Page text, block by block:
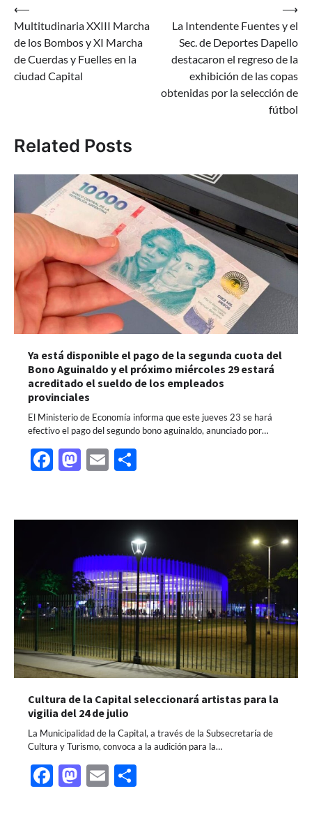
Navegación
de
entradas
⟵
Multitudinaria XXIII Marcha
de los Bombos y XI Marcha
de Cuerdas y Fuelles en la
ciudad Capital
La Intendente Fuentes y el
Sec. de Deportes Dapello
destacaron el regreso de la
exhibición de las copas
obtenidas por la selección de
fútbol
⟶
Related Posts
Ya está disponible el pago de la segunda cuota del
Bono Aguinaldo y el próximo miércoles 29 estará
acreditado el sueldo de los empleados
provinciales
El Ministerio de Economía informa que este jueves 23 se hará
efectivo el pago del segundo bono aguinaldo, anunciado por…
Facebook
Mastodon
Email
Cultura de la Capital seleccionará artistas para la
vigilia del 24 de julio
La Municipalidad de la Capital, a través de la Subsecretaría de
Cultura y Turismo, convoca a la audición para la…
Facebook
Mastodon
Email